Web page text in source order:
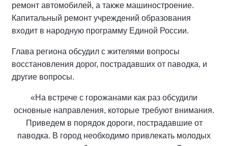
ремонт автомобилей, а также машиностроение.
Капитальный ремонт учреждений образования
входит в народную программу Единой России.
Глава региона обсудил с жителями вопросы
восстановления дорог, пострадавших от паводка, и
другие вопросы.
«На встрече с горожанами как раз обсудили
основные направления, которые требуют внимания.
Приведем в порядок дороги, пострадавшие от
паводка. В город необходимо привлекать молодых